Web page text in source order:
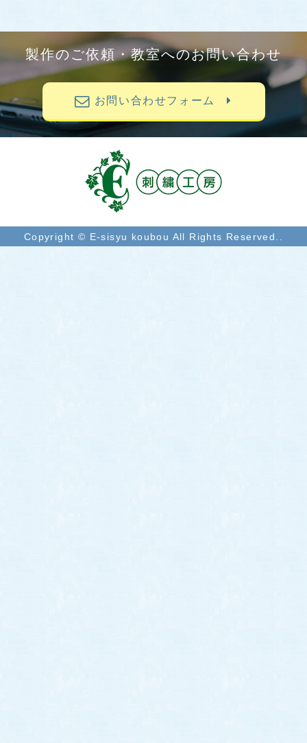
製作のご依頼・教室へのお問い合わせ
お問い合わせフォーム
Copyright © E-sisyu koubou All Rights Reserved..